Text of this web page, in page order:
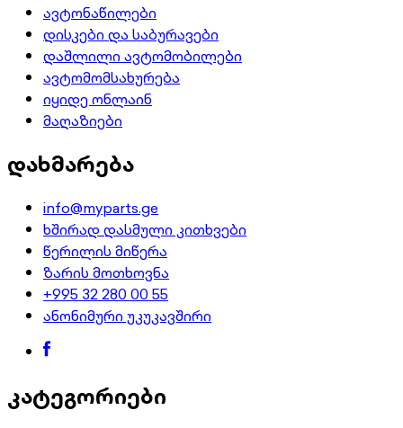
ავტონაწილები
დისკები და საბურავები
დაშლილი ავტომობილები
ავტომომსახურება
იყიდე ონლაინ
მაღაზიები
დახმარება
info@myparts.ge
ხშირად დასმული კითხვები
წერილის მიწერა
ზარის მოთხოვნა
+995 32 280 00 55
ანონიმური უკუკავშირი
კატეგორიები